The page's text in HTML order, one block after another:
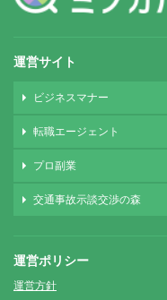
運営サイト
ビジネスマナー
転職エージェント
プロ副業
交通事故示談交渉の森
運営ポリシー
運営方針